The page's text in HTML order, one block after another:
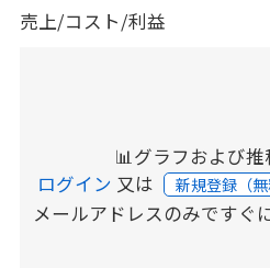
売上/コスト/利益
📊グラフおよび
ログイン 又は 新規登録（
メールアドレスのみですぐ